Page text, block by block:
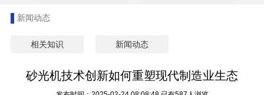
新闻动态
相关知识 新闻动态
砂光机技术创新如何重塑现代制造业生态